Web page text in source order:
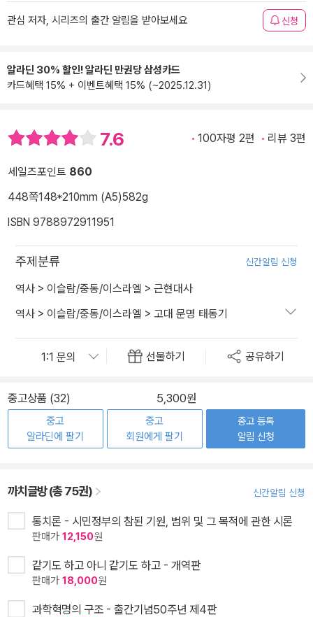
관심 저자, 시리즈의 출간 알림을 받아보세요 신청
알라딘 30% 할인! 알라딘 만권당 삼성카드
카드혜택 15% + 이벤트혜택 15% (~2025.12.31)
7.6 100자평 2편 리뷰 3편
세일즈포인트 860
448쪽148*210mm (A5)582g
ISBN 9788972911951
주제분류 신간알림 신청
역사 > 이슬람/중동/이스라엘 > 근현대사
역사 > 이슬람/중동/이스라엘 > 고대 문명 태동기
선물하기 공유하기
중고상품 (32) 5,300원
중고
알라딘에 팔기
중고
회원에게 팔기
중고 등록
알림 신청
까치글방 (총 75권) 신간알림 신청
통치론 - 시민정부의 참된 기원, 범위 및 그 목적에 관한 시론
판매가 12,150원
같기도 하고 아니 같기도 하고 - 개역판
판매가 18,000원
과학혁명의 구조 - 출간기념50주년 제4판